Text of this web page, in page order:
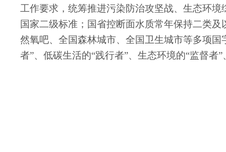
工作要求，统筹推进污染防治攻坚战、生态环
国家二级标准；国省控断面水质常年保持二类
然氧吧、全国森林城市、全国卫生城市等多项
者”、低碳生活的“践行者”、生态环境的“监督